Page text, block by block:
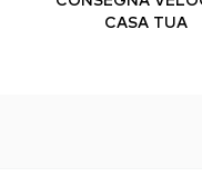
CASA TUA